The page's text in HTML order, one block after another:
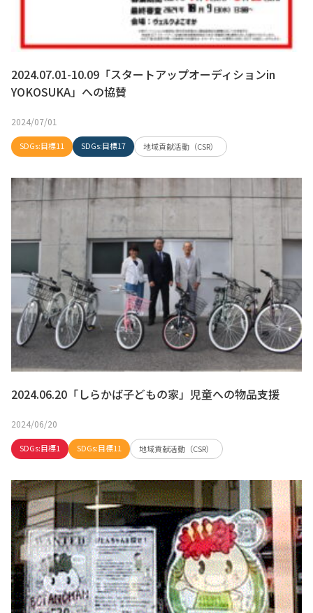
2024.07.01-10.09「スタートアップオーディションin
YOKOSUKA」への協賛
2024/07/01
SDGs:目標11 SDGs:目標17 地域貢献活動（CSR）
2024.06.20「しらかば子どもの家」児童への物品支援
2024/06/20
SDGs:目標1 SDGs:目標11 地域貢献活動（CSR）